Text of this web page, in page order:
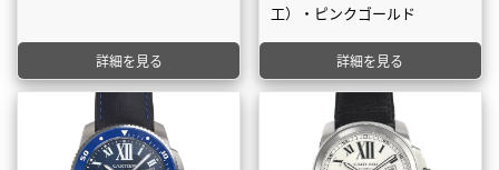
詳細を見る
工）・ピンクゴールド
詳細を見る